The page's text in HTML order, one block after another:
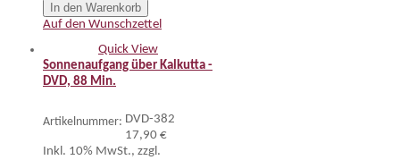
In den Warenkorb
Auf den Wunschzettel
Quick View
Sonnenaufgang über Kalkutta -
DVD, 88 Min.
Artikelnummer: DVD-382
17,90 €
Inkl. 10% MwSt., zzgl.